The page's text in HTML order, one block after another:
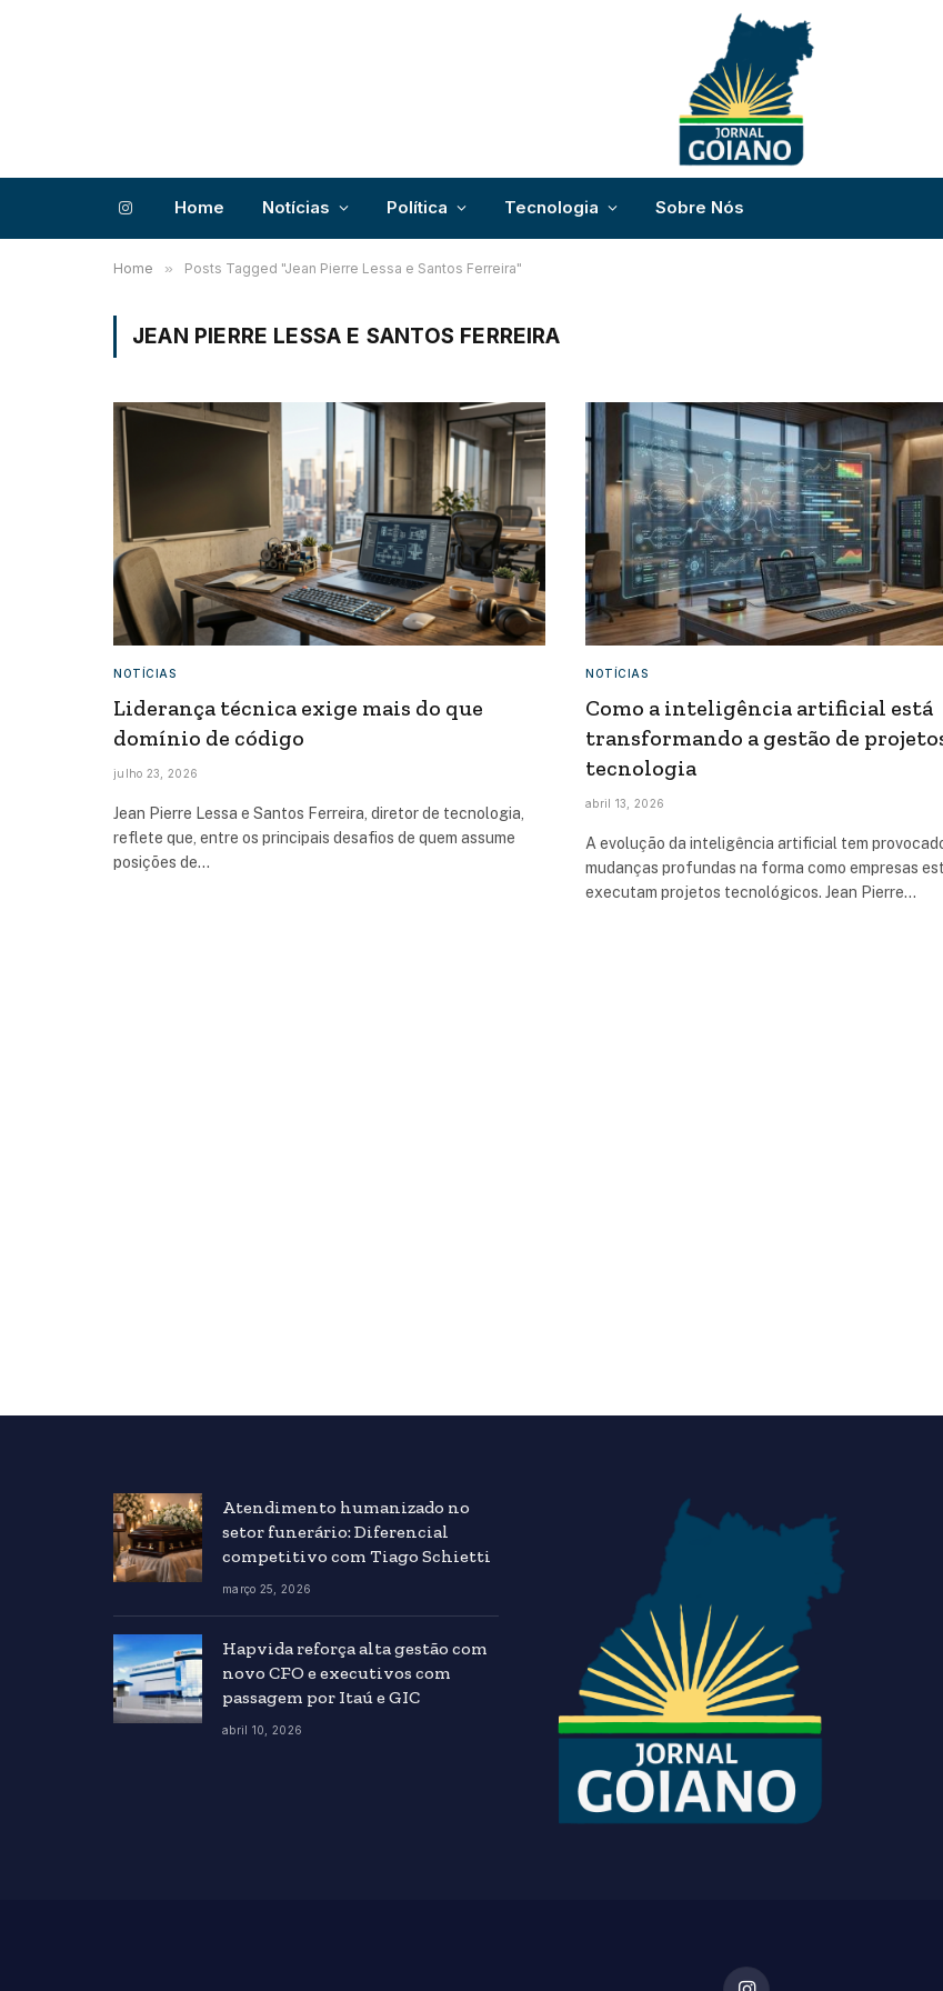
InstagramHome Notícias Política Tecnologia Sobre Nós
Home » Posts Tagged "Jean Pierre Lessa e Santos Ferreira"
JEAN PIERRE LESSA E SANTOS FERREIRA
NOTÍCIAS
Liderança técnica exige mais do que
domínio de código
julho 23, 2026
Jean Pierre Lessa e Santos Ferreira, diretor de tecnologia,
reflete que, entre os principais desafios de quem assume
posições de…
NOTÍCIAS
Como a inteligência artificial está
transformando a gestão de
tecnologia
abril 13, 2026
A evolução da inteligência artificial tem
mudanças profundas na forma como empresas
executam projetos tecnológicos. Jean Pierre…
Atendimento humanizado no
setor funerário: Diferencial
competitivo com Tiago Schietti
março 25, 2026
Hapvida reforça alta gestão com
novo CFO e executivos com
passagem por Itaú e GIC
abril 10, 2026